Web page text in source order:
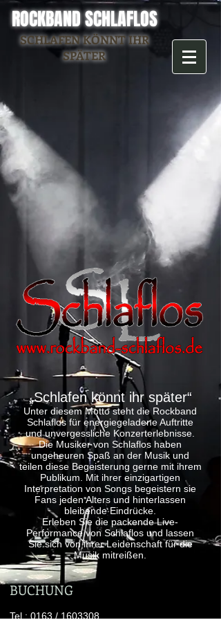
ROCKBAND SCHLAFLOS
SCHLAFEN KÖNNT IHR
SPÄTER
„Schlafen könnt ihr später“
Unter diesem Motto steht die Rockband
Schlaflos für energiegeladene Auftritte
und unvergessliche Konzerterlebnisse.
Die Musiker von Schlaflos haben
ungeheuren Spaß an der Musik und
teilen diese Begeisterung gerne mit ihrem
Publikum. Mit ihrer einzigartigen
Interpretation von Songs begeistern sie
Fans jeden Alters und hinterlassen
bleibende Eindrücke.
Erleben Sie die packende Live-
Performance von Schlaflos und lassen
Sie sich von ihrer Leidenschaft für die
Musik mitreißen.
BUCHUNG
Tel.: 0163 / 1603308